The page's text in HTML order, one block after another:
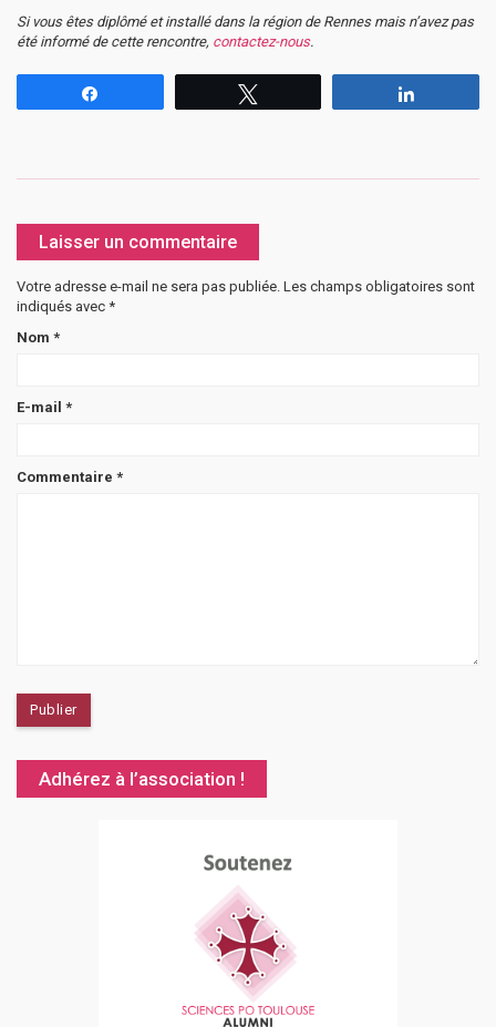
Si vous êtes diplômé et installé dans la région de Rennes mais n’avez pas
été informé de cette rencontre, contactez-nous.
Laisser un commentaire
Votre adresse e-mail ne sera pas publiée. Les champs obligatoires sont
indiqués avec *
Nom *
E-mail *
Commentaire *
Adhérez à l’association !